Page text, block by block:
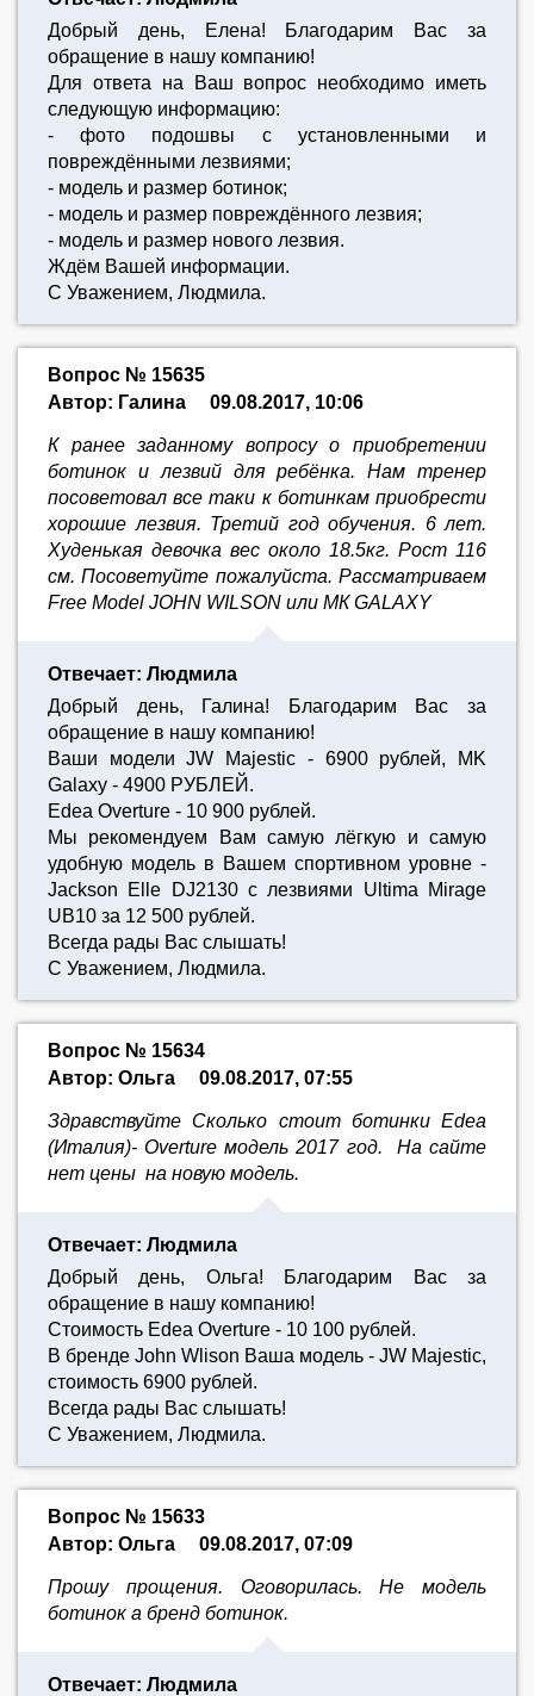
Добрый день, Елена! Благодарим Вас за
обращение в нашу компанию!
Для ответа на Ваш вопрос необходимо иметь
следующую информацию:
- фото подошвы с установленными и
повреждёнными лезвиями;
- модель и размер ботинок;
- модель и размер повреждённого лезвия;
- модель и размер нового лезвия.
Ждём Вашей информации.
С Уважением, Людмила.
Вопрос № 15635
Автор: Галина
09.08.2017, 10:06
К ранее заданному вопросу о приобретении
ботинок и лезвий для ребёнка. Нам тренер
посоветовал все таки к ботинкам приобрести
хорошие лезвия. Третий год обучения. 6 лет.
Худенькая девочка вес около 18.5кг. Рост 116
см. Посоветуйте пожалуйста. Рассматриваем
Free Model JOHN WILSON или МК GALAXY
Отвечает: Людмила
Добрый день, Галина! Благодарим Вас за
обращение в нашу компанию!
Ваши модели JW Majestic - 6900 рублей, MK
Galaxy - 4900 РУБЛЕЙ.
Edea Overture - 10 900 рублей.
Мы рекомендуем Вам самую лёгкую и самую
удобную модель в Вашем спортивном уровне -
Jackson Elle DJ2130 с лезвиями Ultima Mirage
UB10 за 12 500 рублей.
Всегда рады Вас слышать!
С Уважением, Людмила.
Вопрос № 15634
Автор: Ольга
09.08.2017, 07:55
Здравствуйте Сколько стоит ботинки Edea
(Италия)- Overture модель 2017 год. На сайте
нет цены на новую модель.
Отвечает: Людмила
Добрый день, Ольга! Благодарим Вас за
обращение в нашу компанию!
Стоимость Edea Overture - 10 100 рублей.
В бренде John Wlison Ваша модель - JW Majestic,
стоимость 6900 рублей.
Всегда рады Вас слышать!
С Уважением, Людмила.
Вопрос № 15633
Автор: Ольга
09.08.2017, 07:09
Прошу прощения. Оговорилась. Не модель
ботинок а бренд ботинок.
Отвечает: Людмила